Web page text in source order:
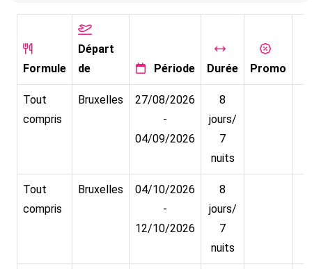
Formule
Départ
de
Période Durée Promo
Tout
compris
Bruxelles
27/08/2026
-
04/09/2026
8
jours/
7
nuits
Tout
compris
Bruxelles
04/10/2026
-
12/10/2026
8
jours/
7
nuits